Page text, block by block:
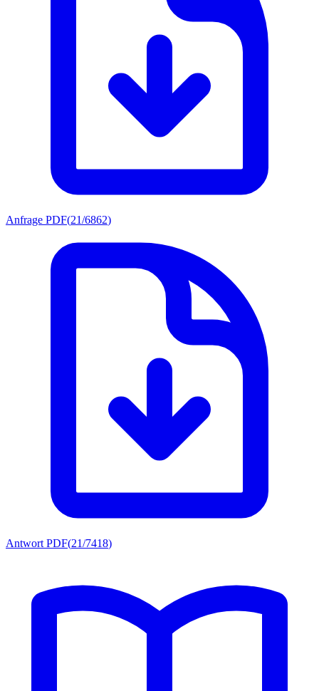
Anfrage PDF(21/6862)
Antwort PDF(21/7418)